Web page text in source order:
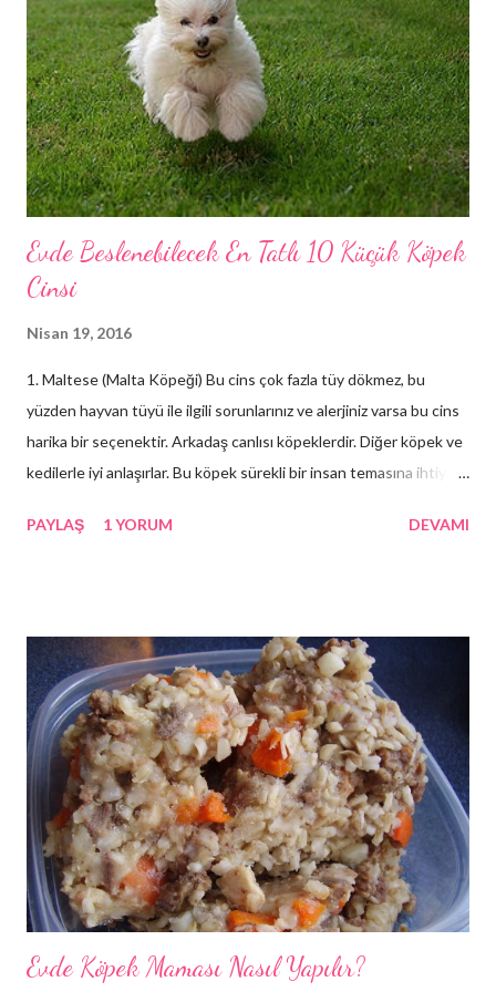
Evde Beslenebilecek En Tatlı 10 Küçük Köpek
Cinsi
Nisan 19, 2016
1. Maltese (Malta Köpeği) Bu cins çok fazla tüy dökmez, bu
yüzden hayvan tüyü ile ilgili sorunlarınız ve alerjiniz varsa bu cins
harika bir seçenektir. Arkadaş canlısı köpeklerdir. Diğer köpek ve
kedilerle iyi anlaşırlar. Bu köpek sürekli bir insan temasına ihtiyaç
bir seçim değildir. Bir Maltese’ i harika şeklini korumak için düzenli
bozukluklarına sebebiyet verebilir.
PAYLAŞ 1 YORUM DEVAMI
Evde Köpek Maması Nasıl Yapılır?